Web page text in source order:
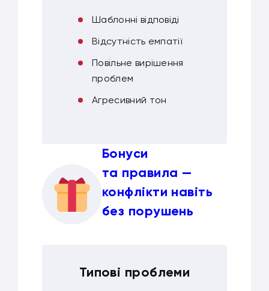
Шаблонні відповіді
Відсутність емпатії
Повільне вирішення
проблем
Агресивний тон
Бонуси
та правила —
конфлікти навіть
без порушень
Типові проблеми